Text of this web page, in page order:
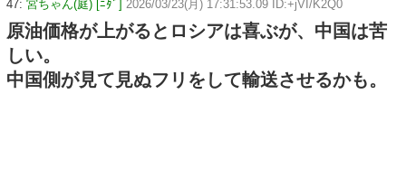
47: 宮ちゃん(庭) [ﾆﾀﾞ] 2026/03/23(月) 17:31:53.09 ID:+jVI/K2Q0
原油価格が上がるとロシアは喜ぶが、中国は苦
しい。
中国側が見て見ぬフリをして輸送させるかも。